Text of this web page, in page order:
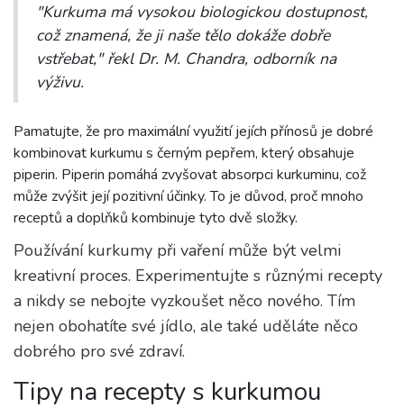
"Kurkuma má vysokou biologickou dostupnost,
což znamená, že ji naše tělo dokáže dobře
vstřebat," řekl Dr. M. Chandra, odborník na
výživu.
Pamatujte, že pro maximální využití jejích přínosů je dobré
kombinovat kurkumu s černým pepřem, který obsahuje
piperin. Piperin pomáhá zvyšovat absorpci kurkuminu, což
může zvýšit její pozitivní účinky. To je důvod, proč mnoho
receptů a doplňků kombinuje tyto dvě složky.
Používání kurkumy při vaření může být velmi
kreativní proces. Experimentujte s různými recepty
a nikdy se nebojte vyzkoušet něco nového. Tím
nejen obohatíte své jídlo, ale také uděláte něco
dobrého pro své zdraví.
Tipy na recepty s kurkumou